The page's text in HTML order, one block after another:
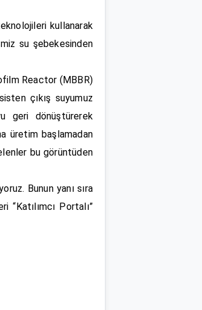
kullanarak
su şebekesinden
Reactor (MBBR)
çıkış suyumuz
geri dönüştürerek
üretim başlamadan
bu görüntüden
Bunun yanı sıra
Portalı”